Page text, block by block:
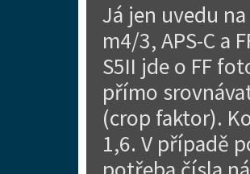
Já jen uvedu
m4/3, APS-C a
S5II jde o FF
přímo
(crop faktor).
1,6. V případě